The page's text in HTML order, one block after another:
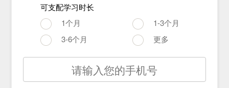
可支配学习时长
1个月
1-3个月
3-6个月
更多